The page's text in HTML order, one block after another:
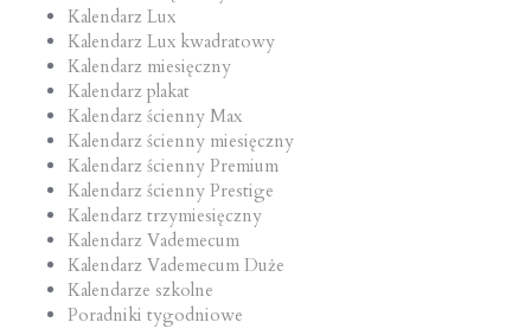
Kalendarz Lux
Kalendarz Lux kwadratowy
Kalendarz miesięczny
Kalendarz plakat
Kalendarz ścienny Max
Kalendarz ścienny miesięczny
Kalendarz ścienny Premium
Kalendarz ścienny Prestige
Kalendarz trzymiesięczny
Kalendarz Vademecum
Kalendarz Vademecum Duże
Kalendarze szkolne
Poradniki tygodniowe